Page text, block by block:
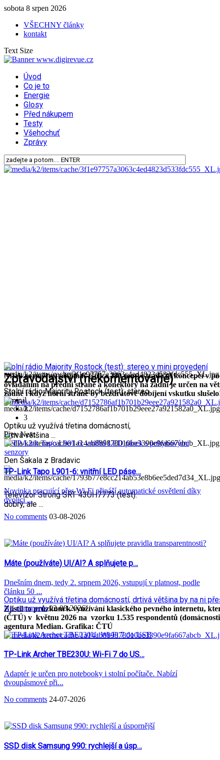
sobota 8 srpen 2026
VŠECHNY články
kontakt
Text Size
Úvod
Co je to
Energie
Glosy
Před nákupem
Testy
Všehochuť
Zprávy
Stolní rádio Majority Rostock (test): stereo v mini provedení
Nijak rozměrný přijímač (šířka 280 mm) s tradiční koncepcí v
ovládáním na přední straně a konektory na zadní je určen na
žádné i když horní straně by bezdrátové dobíjení vskutku
Optiku už využívá třetina domácností, drtivá většina by na ni
Zjistil to průzkum k využívání klasického pevného internetu,
(ČTÚ) v květnu 2026 na vzorku 1.535 respondentů
agentura Median. Grafika: ČTÚ
Stolní rádio Majority Rostock (test): stereo
v mini ...
Optiku už využívá třetina domácností,
drtivá většina ...
Den Šakala z Bradavic
Televizor Strong SRT 43UH7773 (test):
dobrý, ale ...
Zpravodajství (nekomentované)
1
2
3
Prev Next
TP-Link Tapo L901-6: vnitřní LED páse…
Novinka pracující přes Wi-Fi přináší automatické osvětlení díky
dvojici ...
No comments 03-08-2026
Máte (používáte) UI/AI? A splňujete p…
Dnešním dnem, tedy 2. srpnem 2026, vstupují v platnost, podle
článku 50 ...
No comments 02-08-2026
TP-Link Archer TBE230U: Wi-Fi 7 do US…
Adaptér je určen pro notebooky i stolní počítače. Nabízí
dvoupásmové při...
No comments 24-07-2026
SSD disk Samsung 990: rychlejší a úsp…